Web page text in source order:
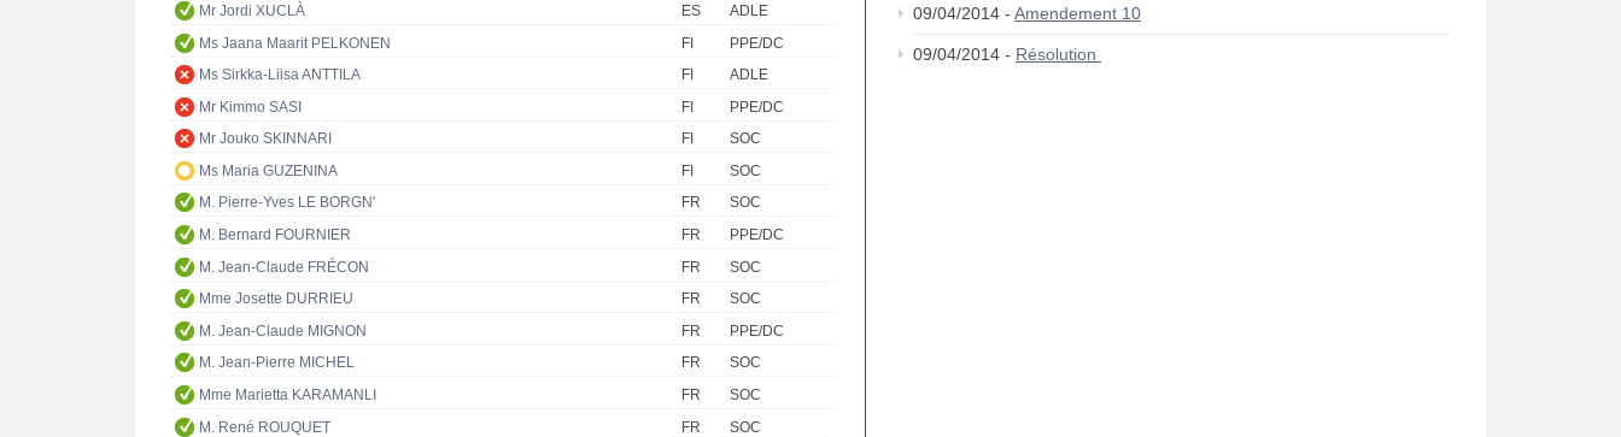
Mr Jordi XUCLÀ
ES
ADLE
Ms Jaana Maarit PELKONEN
FI
PPE/DC
Ms Sirkka-Liisa ANTTILA
FI
ADLE
Mr Kimmo SASI
FI
PPE/DC
Mr Jouko SKINNARI
FI
SOC
Ms Maria GUZENINA
FI
SOC
M. Pierre-Yves LE BORGN'
FR
SOC
M. Bernard FOURNIER
FR
PPE/DC
M. Jean-Claude FRÉCON
FR
SOC
Mme Josette DURRIEU
FR
SOC
M. Jean-Claude MIGNON
FR
PPE/DC
M. Jean-Pierre MICHEL
FR
SOC
Mme Marietta KARAMANLI
FR
SOC
M. René ROUQUET
FR
SOC
09/04/2014 - Amendement 10
09/04/2014 - Résolution